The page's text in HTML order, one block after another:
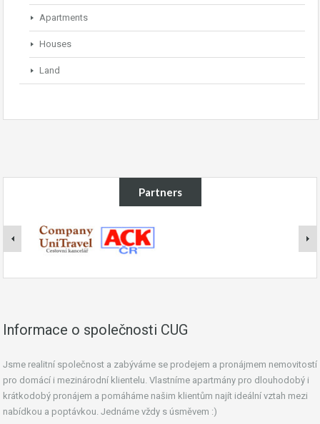
Apartments
Houses
Land
Partners
Informace o společnosti CUG
Jsme realitní společnost a zabýváme se prodejem a pronájmem nemovitostí
pro domácí i mezinárodní klientelu. Vlastníme apartmány pro dlouhodobý i
krátkodobý pronájem a pomáháme našim klientům najít ideální vztah mezi
nabídkou a poptávkou. Jednáme vždy s úsměvem :)